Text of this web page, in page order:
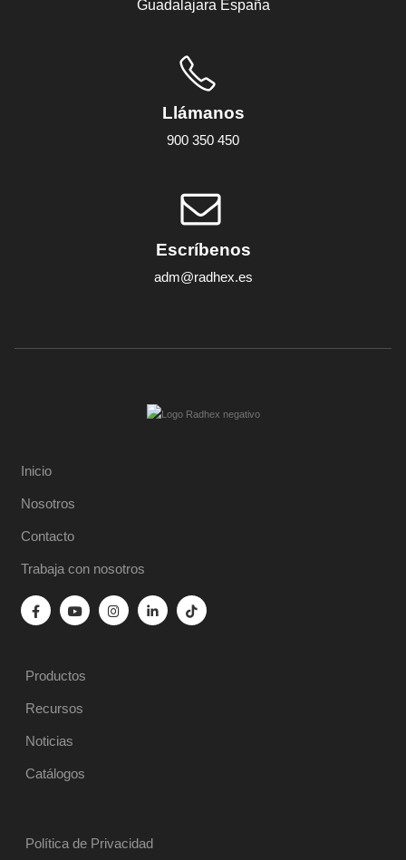
Guadalajara España
Llámanos
900 350 450
Escríbenos
adm@radhex.es
Inicio
Nosotros
Contacto
Trabaja con nosotros
Productos
Recursos
Noticias
Catálogos
Política de Privacidad